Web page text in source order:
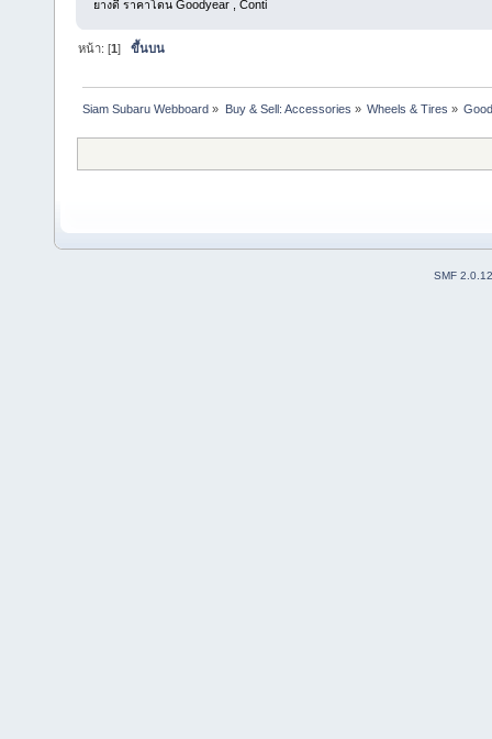
ยางดี ราคาโดน Goodyear , Conti
หน้า: [1]ขึ้นบน
Siam Subaru Webboard » Buy & Sell: Accessories » Wheels & Tires »
SMF 2.0.12